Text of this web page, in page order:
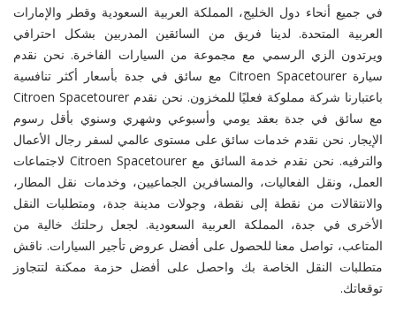
في جميع أنحاء دول الخليج، المملكة العربية السعودية وقطر والإمارات
العربية المتحدة. لدينا فريق من السائقين المدربين بشكل احترافي
ويرتدون الزي الرسمي مع مجموعة من السيارات الفاخرة. نحن نقدم
سيارة Citroen Spacetourer مع سائق في جدة بأسعار أكثر تنافسية
باعتبارنا شركة مملوكة فعليًا للمخزون. نحن نقدم Citroen Spacetourer
مع سائق في جدة بعقد يومي وأسبوعي وشهري وسنوي بأقل رسوم
الإيجار. نحن نقدم خدمات سائق على مستوى عالمي لسفر رجال الأعمال
والترفيه. نحن نقدم خدمة السائق مع Citroen Spacetourer لاجتماعات
العمل، ونقل الفعاليات، والمسافرين الجماعيين، وخدمات نقل المطار،
والانتقالات من نقطة إلى نقطة، وجولات مدينة جدة، ومتطلبات النقل
الأخرى في جدة، المملكة العربية السعودية. لجعل رحلتك خالية من
المتاعب، تواصل معنا للحصول على أفضل عروض تأجير السيارات. ناقش
متطلبات النقل الخاصة بك واحصل على أفضل حزمة ممكنة لتتجاوز
توقعاتك.